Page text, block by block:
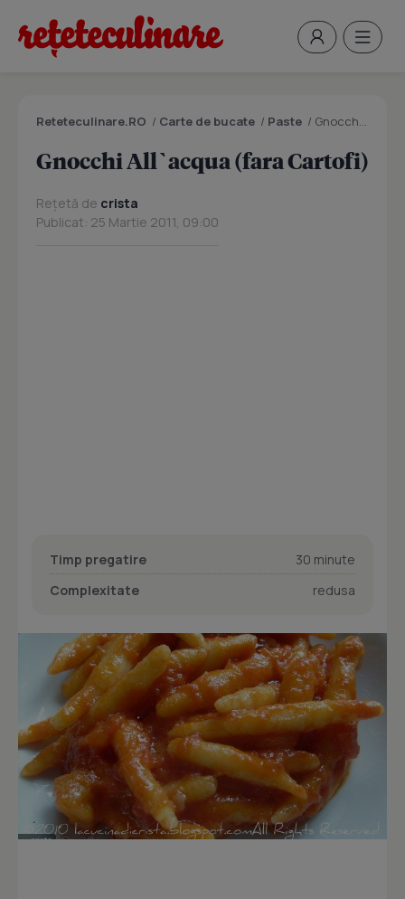
Reteteculinare.RO / Carte de bucate / Paste / Gnocchi All`acqua (fara Cartofi)
Gnocchi All`acqua (fara Cartofi)
Rețetă de crista
Publicat: 25 Martie 2011, 09:00
Timp pregatire
30 minute
Complexitate
redusa